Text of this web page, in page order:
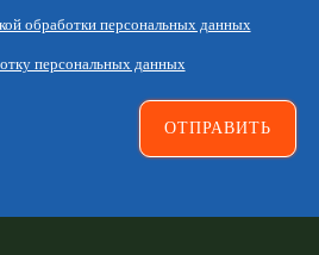
обработки персональных данных
персональных данных